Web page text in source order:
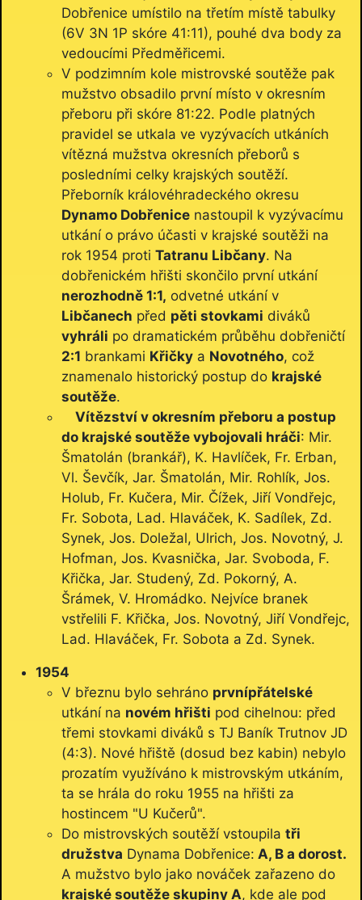
Dobřenice umístilo na třetím místě tabulky
(6V 3N 1P skóre 41:11), pouhé dva body za
vedoucími Předměřicemi.
V podzimním kole mistrovské soutěže pak
mužstvo obsadilo první místo v okresním
přeboru při skóre 81:22. Podle platných
pravidel se utkala ve vyzývacích utkáních
vítězná mužstva okresních přeborů s
posledními celky krajských soutěží.
Přeborník královéhradeckého okresu
Dynamo Dobřenice nastoupil k vyzývacímu
utkání o právo účasti v krajské soutěži na
rok 1954 proti Tatranu Libčany. Na
dobřenickém hřišti skončilo první utkání
nerozhodně 1:1, odvetné utkání v
Libčanech před pěti stovkami diváků
vyhráli po dramatickém průběhu dobřeničtí
2:1 brankami Křičky a Novotného, což
znamenalo historický postup do krajské
soutěže.
Vítězství v okresním přeboru a postup
do krajské soutěže vybojovali hráči: Mir.
Šmatolán (brankář), K. Havlíček, Fr. Erban,
Vl. Ševčík, Jar. Šmatolán, Mir. Rohlík, Jos.
Holub, Fr. Kučera, Mir. Čížek, Jiří Vondřejc,
Fr. Sobota, Lad. Hlaváček, K. Sadílek, Zd.
Synek, Jos. Doležal, Ulrich, Jos. Novotný, J.
Hofman, Jos. Kvasnička, Jar. Svoboda, F.
Křička, Jar. Studený, Zd. Pokorný, A.
Šrámek, V. Hromádko. Nejvíce branek
vstřelili F. Křička, Jos. Novotný, Jiří Vondřejc,
Lad. Hlaváček, Fr. Sobota a Zd. Synek.
1954
V březnu bylo sehráno prvnípřátelské
utkání na novém hřišti pod cihelnou: před
třemi stovkami diváků s TJ Baník Trutnov JD
(4:3). Nové hřiště (dosud bez kabin) nebylo
prozatím využíváno k mistrovským utkáním,
ta se hrála do roku 1955 na hřišti za
hostincem "U Kučerů".
Do mistrovských soutěží vstoupila tři
družstva Dynama Dobřenice: A, B a dorost.
A mužstvo bylo jako nováček zařazeno do
krajské soutěže skupiny A, kde ale pod